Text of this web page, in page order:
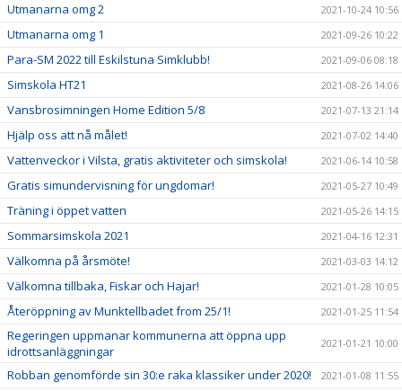
Utmanarna omg 2 2021-10-24 10:56
Utmanarna omg 1 2021-09-26 10:22
Para-SM 2022 till Eskilstuna Simklubb! 2021-09-06 08:18
Simskola HT21 2021-08-26 14:06
Vansbrosimningen Home Edition 5/8 2021-07-13 21:14
Hjälp oss att nå målet! 2021-07-02 14:40
Vattenveckor i Vilsta, gratis aktiviteter och simskola! 2021-06-14 10:58
Gratis simundervisning för ungdomar! 2021-05-27 10:49
Träning i öppet vatten 2021-05-26 14:15
Sommarsimskola 2021 2021-04-16 12:31
Välkomna på årsmöte! 2021-03-03 14:12
Välkomna tillbaka, Fiskar och Hajar! 2021-01-28 10:05
Återöppning av Munktellbadet from 25/1! 2021-01-25 11:54
Regeringen uppmanar kommunerna att öppna upp
idrottsanläggningar
2021-01-21 10:00
Robban genomförde sin 30:e raka klassiker under 2020! 2021-01-08 11:55